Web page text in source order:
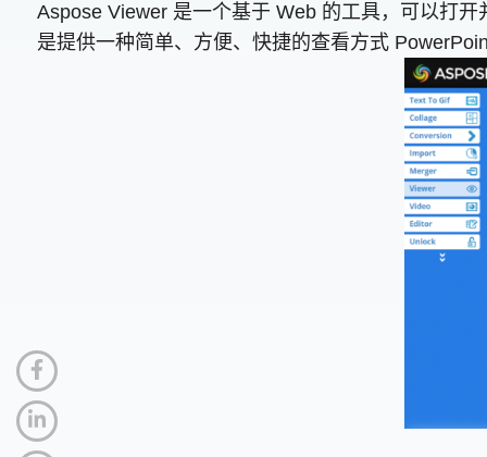
Aspose Viewer 是一个基于 Web 的工具，可以打
是提供一种简单、方便、快捷的查看方式